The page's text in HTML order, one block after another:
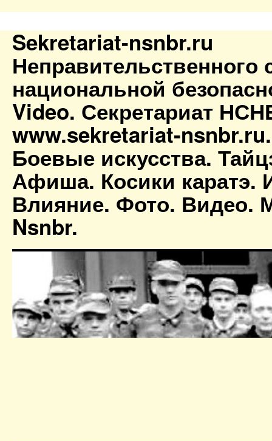
Sekretariat-nsnbr.ru
Неправительственного
национальной
Video. Секретариат
www.sekretariat-
Боевые искусства.
Афиша. Косики каратэ.
Влияние. Фото. Видео.
Nsnbr.